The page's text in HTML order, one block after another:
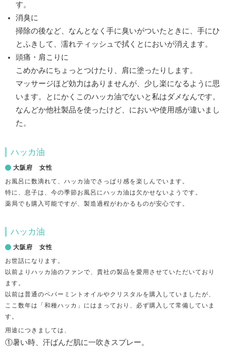
す。
消臭に
掃除の後など、なんとなく手に臭いがついたときに、手にひ
とふきして、濡れティッシュで拭くとにおいが消えます。
頭痛・肩こりに
こめかみにちょっとつけたり、肩に塗ったりします。
マッサージほど効力はありませんが、少し楽になるように思
います。とにかくこのハッカ油でないと私はダメなんです。
なんどか他社製品を使ったけど、においや使用感が違いまし
た。
ハッカ油
大阪府 女性
お風呂に数滴れて、ハッカ油でさっぱり感を楽しんでいます。
特に、息子は、今の季節お風呂にハッカ油は欠かせないようです。
薬局でも購入可能ですが、製造過程がわかるものが安心です。
ハッカ油
大阪府 女性
お世話になります。
以前よりハッカ油のファンで、貴社の製品を愛用させていただいており
ます。
以前は普通のペパーミントオイルやクリスタルを購入していましたが、
ここ数年は「和種ハッカ」にはまっており、必ず購入して常備していま
す。
用途につきましては、
①暑い時、汗ばんだ肌に一吹きスプレー。